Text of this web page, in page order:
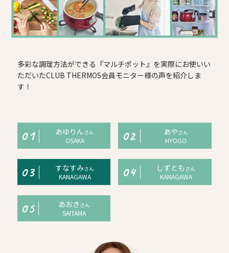
多彩な調理方法ができる『マルチポット』を実際にお使いい
ただいたCLUB THERMOS会員モニター様の声を紹介しま
す！
01 あゆりんさん
OSAKA 02 あやさん
HYOGO
03 すなすみさん
KANAGAWA 04 しずとも さん
KANAGAWA
05 あおき さん
SAITAMA